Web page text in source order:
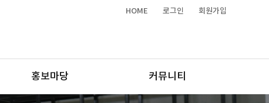
HOME 로그인 회원가입
홍보마당 커뮤니티